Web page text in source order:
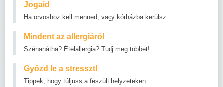
Jogaid
Ha orvoshoz kell menned, vagy kórházba kerülsz
Mindent az allergiáról
Szénanátha? Ételallergia? Tudj meg többet!
Győzd le a stresszt!
Tippek, hogy túljuss a feszült helyzeteken.